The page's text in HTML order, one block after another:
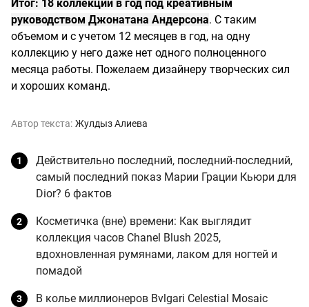
Итог: 18 коллекций в год под креативным
руководством Джонатана Андерсона. С таким
объемом и с учетом 12 месяцев в год, на одну
коллекцию у него даже нет одного полноценного
месяца работы. Пожелаем дизайнеру творческих сил
и хороших команд.
Автор текста: Жулдыз Алиева
Действительно последний, последний-последний,
самый последний показ Марии Грации Кьюри для
Dior? 6 фактов
Косметичка (вне) времени: Как выглядит
коллекция часов Chanel Blush 2025,
вдохновленная румянами, лаком для ногтей и
помадой
В колье миллионеров Bvlgari Celestial Mosaic